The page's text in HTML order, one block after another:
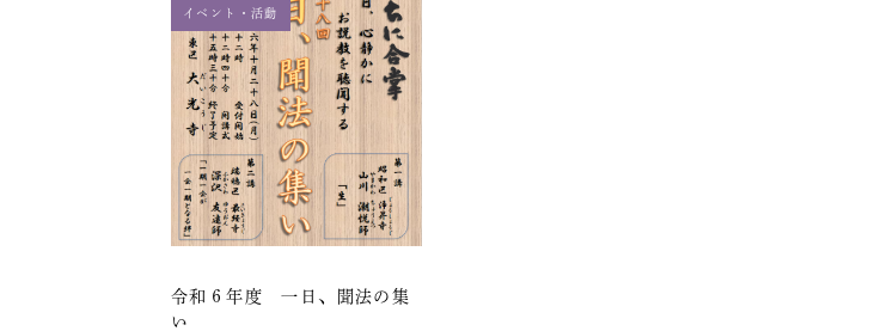
イベント・活動
令和６年度 一日、聞法の集
い